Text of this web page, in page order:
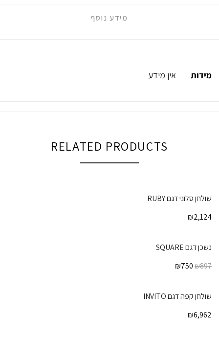
מידע נוסף
מידות אין מידע
RELATED PRODUCTS
שולחן סלוני דגם RUBY
₪2,124
נשכן דגם SQUARE
₪897
₪750
שולחן קפה דגם INVITO
₪6,962